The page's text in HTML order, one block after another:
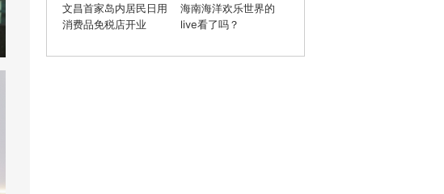
文昌首家岛内居民日用
消费品免税店开业
海南海洋欢乐世界的
live看了吗？